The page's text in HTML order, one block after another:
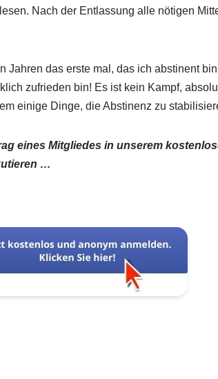
Nach der Entlassung alle nötigen
Jahren das erste mal, das ich abstinent
zufrieden bin! Es ist kein Kampf,
einige Dinge, die Abstinenz zu
eines Mitgliedes in unserem
…